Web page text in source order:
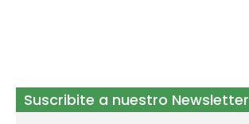
Suscribite a nuestro Newsletter